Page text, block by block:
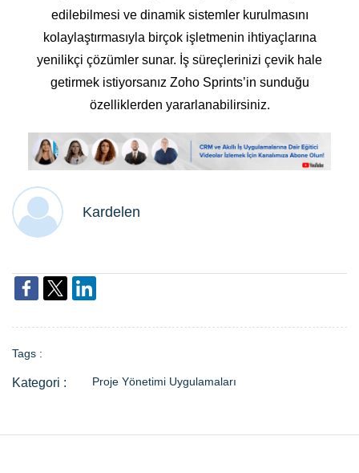
edilebilmesi ve dinamik sistemler kurulmasını
kolaylaştırmasıyla birçok işletmenin ihtiyaçlarına
yenilikçi çözümler sunar. İş süreçlerinizi çevik hale
getirmek istiyorsanız Zoho Sprints’in sunduğu
özelliklerden yararlanabilirsiniz.
Kardelen
Tags :
Proje Yönetimi Uygulamaları